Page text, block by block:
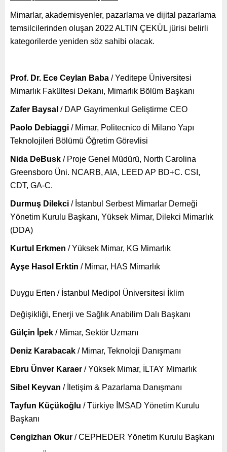
Mimarlar, akademisyenler, pazarlama ve dijital pazarlama
temsilcilerinden oluşan 2022 ALTIN ÇEKÜL jürisi belirli
kategorilerde yeniden söz sahibi olacak.
Prof. Dr. Ece Ceylan Baba / Yeditepe Üniversitesi
Mimarlık Fakültesi Dekanı, Mimarlık Bölüm Başkanı
Zafer Baysal / DAP Gayrimenkul Geliştirme CEO
Paolo Debiaggi / Mimar, Politecnico di Milano Yapı
Teknolojileri Bölümü Öğretim Görevlisi
Nida DeBusk / Proje Genel Müdürü, North Carolina
Greensboro Üni. NCARB, AIA, LEED AP BD+C. CSI,
CDT, GA-C.
Durmuş Dilekci / İstanbul Serbest Mimarlar Derneği
Yönetim Kurulu Başkanı, Yüksek Mimar, Dilekci Mimarlık
(DDA)
Kurtul Erkmen / Yüksek Mimar, KG Mimarlık
Ayşe Hasol Erktin / Mimar, HAS Mimarlık
Duygu Erten / İstanbul Medipol Üniversitesi İklim
Değişikliği, Enerji ve Sağlık Anabilim Dalı Başkanı
Gülçin İpek / Mimar, Sektör Uzmanı
Deniz Karabacak / Mimar, Teknoloji Danışmanı
Ebru Ünver Karaer / Yüksek Mimar, İLTAY Mimarlık
Sibel Keyvan / İletişim & Pazarlama Danışmanı
Tayfun Küçükoğlu / Türkiye İMSAD Yönetim Kurulu
Başkanı
Cengizhan Okur / CEPHEDER Yönetim Kurulu Başkanı